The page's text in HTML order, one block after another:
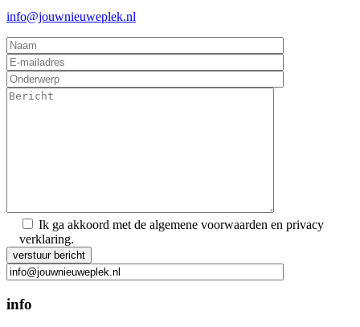
info@jouwnieuweplek.nl
Ik ga akkoord met de algemene voorwaarden en privacy
verklaring.
Gelieve dit veld leeg te laten.
info